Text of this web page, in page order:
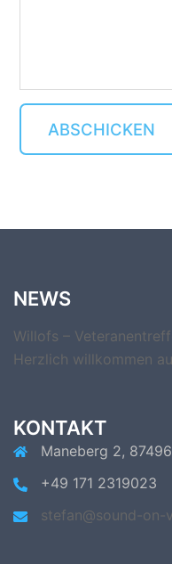
ABSCHICKEN
NEWS
Willofs –
Herzlich willkommen
KONTAKT
Maneberg 2,
+49 171 2319023
stefan@sound-on-